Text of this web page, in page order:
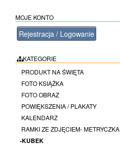
MOJE KONTO
Rejestracja / Logowanie
KATEGORIE
PRODUKT NA ŚWIĘTA
FOTO KSIĄŻKA
FOTO OBRAZ
POWIĘKSZENIA / PLAKATY
KALENDARZ
RAMKI ZE ZDJĘCIEM- METRYCZKA
-KUBEK